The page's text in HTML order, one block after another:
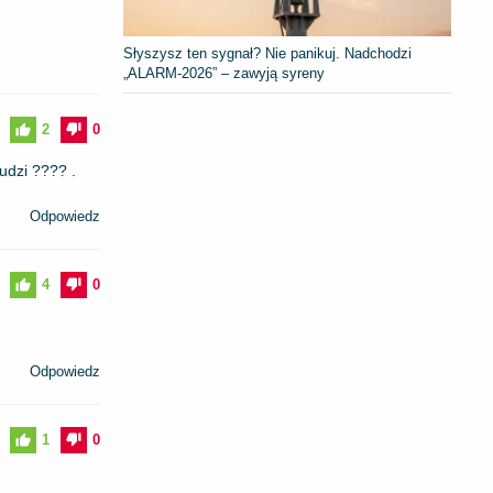
0
2
???? .
Odpowiedz
0
4
Odpowiedz
0
1
Słyszysz ten sygnał? Nie panikuj. Nadchodzi
„ALARM-2026” – zawyją syreny